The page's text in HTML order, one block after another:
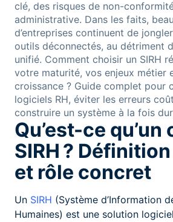
clé, des risques de non-
administrative. Dans les faits,
d’entreprises continuent de
outils déconnectés, au détriment
unifié. Comment choisir un SIRH
votre maturité, vos enjeux métier
croissance ? Guide complet pour
logiciels RH, éviter les erreurs
construire un système à la fois
Qu’est-ce qu’un
SIRH ?
et rôle concret
Un SIRH (Système d’Information
Humaines) est une solution